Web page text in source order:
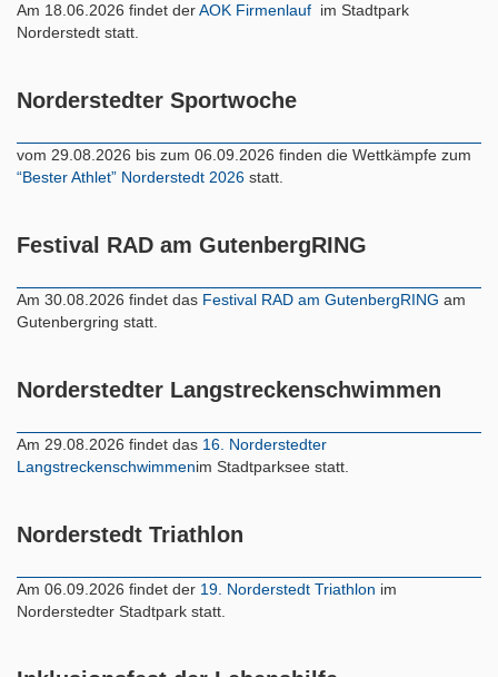
Am 18.06.2026 findet derAOK Firmenlauf im Stadtpark
Norderstedt statt.
Norderstedter Sportwoche
vom 29.08.2026 bis zum 06.09.2026 finden die Wettkämpfe zum
“Bester Athlet” Norderstedt 2026 statt.
Festival RAD am GutenbergRING
Am 30.08.2026 findet das Festival RAD am GutenbergRING am
Gutenbergring statt.
Norderstedter Langstreckenschwimmen
Am 29.08.2026 findet das 16. Norderstedter
Langstreckenschwimmenim Stadtparksee statt.
Norderstedt Triathlon
Am 06.09.2026 findet der 19. Norderstedt Triathlon im
Norderstedter Stadtpark statt.